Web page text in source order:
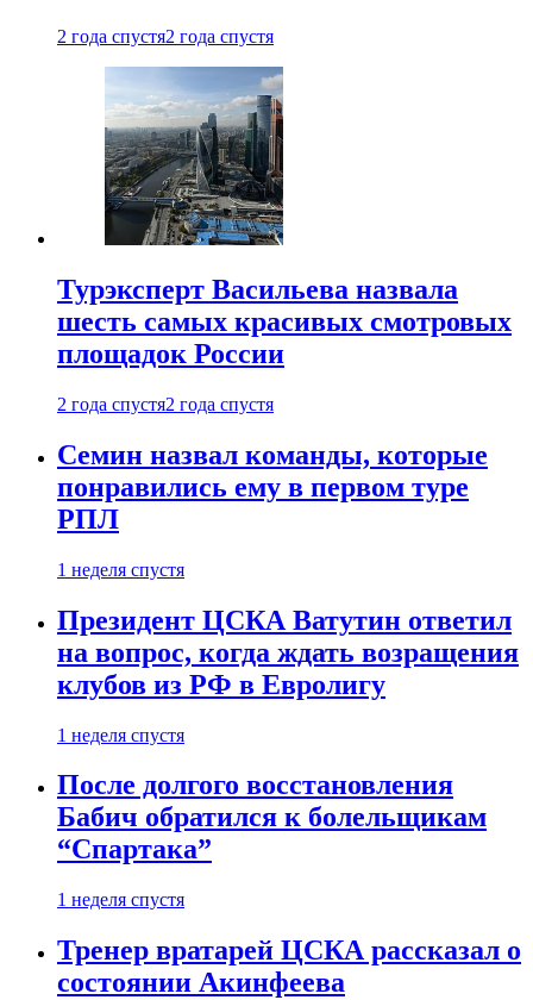
2 года спустя2 года спустя
Турэксперт Васильева назвала
шесть самых красивых смотровых
площадок России
2 года спустя2 года спустя
Семин назвал команды, которые
понравились ему в первом туре
РПЛ
1 неделя спустя
Президент ЦСКА Ватутин ответил
на вопрос, когда ждать возращения
клубов из РФ в Евролигу
1 неделя спустя
После долгого восстановления
Бабич обратился к болельщикам
“Спартака”
1 неделя спустя
Тренер вратарей ЦСКА рассказал о
состоянии Акинфеева